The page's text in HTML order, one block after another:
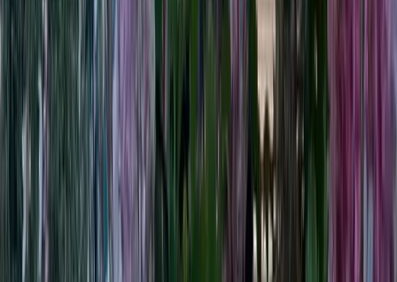
Offrez un cadeau qui se vit